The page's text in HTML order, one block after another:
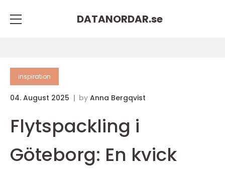
DATANORDAR.se
inspiration
04. August 2025 by Anna Bergqvist
Flytspackling i
Göteborg: En kvick